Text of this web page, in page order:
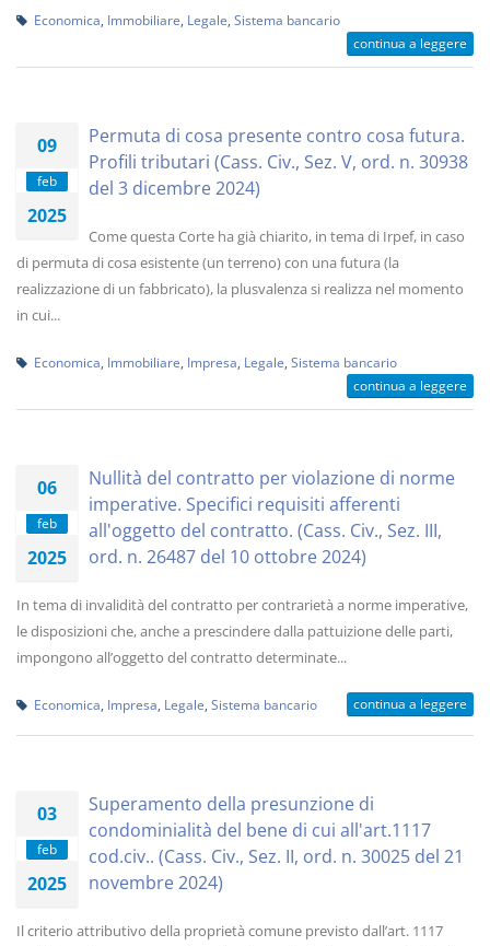
Economica Immobiliare Legale Sistema bancario
continua a leggere
09
feb
2025
Permuta di cosa presente contro cosa futura.
Profili tributari (Cass. Civ., Sez. V, ord. n. 30938
del 3 dicembre 2024)
Come questa Corte ha già chiarito, in tema di Irpef, in caso
di permuta di cosa esistente (un terreno) con una futura (la
realizzazione di un fabbricato), la plusvalenza si realizza nel momento
in cui...
Economica Immobiliare Impresa Legale Sistema bancario
continua a leggere
06
feb
2025
Nullità del contratto per violazione di norme
imperative. Specifici requisiti afferenti
all'oggetto del contratto. (Cass. Civ., Sez. III,
ord. n. 26487 del 10 ottobre 2024)
In tema di invalidità del contratto per contrarietà a norme imperative,
le disposizioni che, anche a prescindere dalla pattuizione delle parti,
impongono all’oggetto del contratto determinate...
Economica Impresa Legale Sistema bancario continua a leggere
03
feb
2025
Superamento della presunzione di
condominialità del bene di cui all'art.1117
cod.civ.. (Cass. Civ., Sez. II, ord. n. 30025 del 21
novembre 2024)
Il criterio attributivo della proprietà comune previsto dall’art. 1117